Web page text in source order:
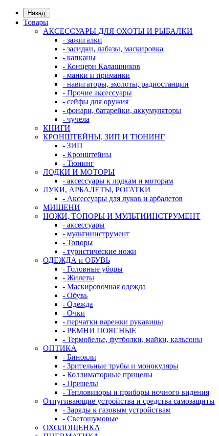
Назад
Товары
АКСЕССУАРЫ ДЛЯ ОХОТЫ И РЫБАЛКИ
- зажигалки
- засидки, лабазы, маскировка
- капканы
- Концерн Калашников
- манки и приманки
- навигаторы, эхолоты, радиостанции
- Прочие аксессуары
- сейфы для оружия
- фонари, батарейки, аккумуляторы
- чучела
КНИГИ
КРОНШТЕЙНЫ, ЗИП И ТЮНИНГ
- ЗИП
- Кронштейны
- Тюнинг
ЛОДКИ И МОТОРЫ
- аксессуары к лодкам и моторам
ЛУКИ, АРБАЛЕТЫ, РОГАТКИ
- Аксессуары для луков и арбалетов
МИШЕНИ
НОЖИ, ТОПОРЫ И МУЛЬТИИНСТРУМЕНТ
- аксессуары
- мультиинструмент
- Топоры
- туристические ножи
ОДЕЖДА и ОБУВЬ
- Головные уборы
- Жилеты
- Маскировочная одежда
- Обувь
- Одежда
- Очки
- перчатки варежки рукавицы
- РЕМНИ ПОЯСНЫЕ
- Термобелье, футболки, майки, кальсоны
ОПТИКА
- Бинокли
- Зрительные трубы и монокуляры
- Коллиматорные прицелы
- Прицелы
- Тепловизоры и приборы ночного видения
Отпугивающие устройства и средства самозащиты
- Заряды к газовым устройствам
- Светошумовые
ОХОЛОЩЕНКА